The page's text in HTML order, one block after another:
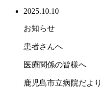
2025.10.10
お知らせ
患者さんへ
医療関係の皆様へ
鹿児島市立病院だよ